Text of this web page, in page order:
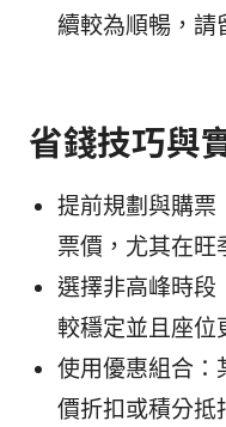
續較為順暢，請
省錢技巧與
提前規劃與購票
票價，尤其在旺
選擇非高峰時段
較穩定並且座位
使用優惠組合：
價折扣或積分抵